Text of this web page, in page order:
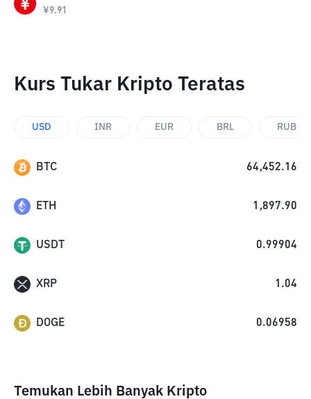
¥9.91
Kurs Tukar Kripto Teratas
USD INR EUR BRL RUB
BTC 64,452.16
ETH 1,897.90
USDT 0.99904
XRP 1.04
DOGE 0.06958
Temukan Lebih Banyak Kripto